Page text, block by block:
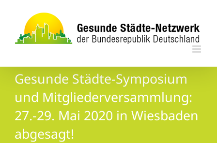
springen
Gesunde Städte-Symposium
und Mitgliederversammlung:
27.-29. Mai 2020 in Wiesbaden
abgesagt!